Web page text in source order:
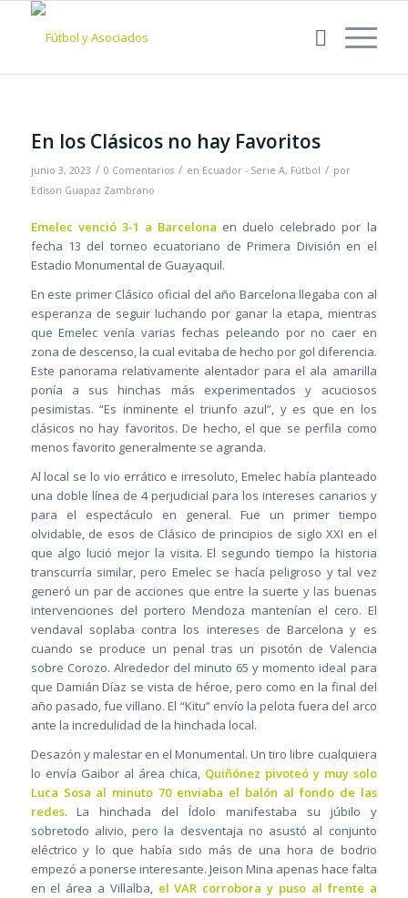
En los Clásicos no hay Favoritos
junio 3, 2023 / 0 Comentarios / en Ecuador - Serie A, Fútbol / por
Edison Guapaz Zambrano
Emelec venció 3-1 a Barcelona en duelo celebrado por la
fecha 13 del torneo ecuatoriano de Primera División en el
Estadio Monumental de Guayaquil.
En este primer Clásico oficial del año Barcelona llegaba con al
esperanza de seguir luchando por ganar la etapa, mientras
que Emelec venía varias fechas peleando por no caer en
zona de descenso, la cual evitaba de hecho por gol diferencia.
Este panorama relativamente alentador para el ala amarilla
ponía a sus hinchas más experimentados y acuciosos
pesimistas. “Es inminente el triunfo azul”, y es que en los
clásicos no hay favoritos. De hecho, el que se perfila como
menos favorito generalmente se agranda.
Al local se lo vio errático e irresoluto, Emelec había planteado
una doble línea de 4 perjudicial para los intereses canarios y
para el espectáculo en general. Fue un primer tiempo
olvidable, de esos de Clásico de principios de siglo XXI en el
que algo lució mejor la visita. El segundo tiempo la historia
transcurría similar, pero Emelec se hacía peligroso y tal vez
generó un par de acciones que entre la suerte y las buenas
intervenciones del portero Mendoza mantenían el cero. El
vendaval soplaba contra los intereses de Barcelona y es
cuando se produce un penal tras un pisotón de Valencia
sobre Corozo. Alrededor del minuto 65 y momento ideal para
que Damián Díaz se vista de héroe, pero como en la final del
año pasado, fue villano. El “Kitu” envío la pelota fuera del arco
ante la incredulidad de la hinchada local.
Desazón y malestar en el Monumental. Un tiro libre cualquiera
lo envía Gaibor al área chica, Quiñónez pivoteó y muy solo
Luca Sosa al minuto 70 enviaba el balón al fondo de las
redes. La hinchada del Ídolo manifestaba su júbilo y
sobretodo alivio, pero la desventaja no asustó al conjunto
eléctrico y lo que había sido más de una hora de bodrio
empezó a ponerse interesante. Jeison Mina apenas hace falta
en el área a Villalba, el VAR corrobora y puso al frente a